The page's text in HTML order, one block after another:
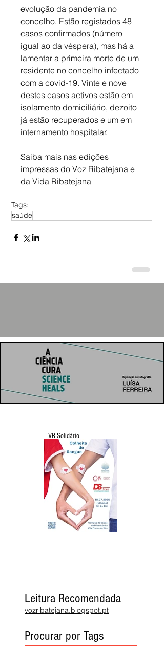
evolução da pandemia no
concelho. Estão registados 48
casos confirmados (número
igual ao da véspera), mas há a
lamentar a primeira morte de um
residente no concelho infectado
com a covid-19. Vinte e nove
destes casos activos estão em
isolamento domiciliário, dezoito
já estão recuperados e um em
internamento hospitalar.
Saiba mais nas edições
impressas do Voz Ribatejana e
da Vida Ribatejana
Tags:
saúde
VR Solidário
Leitura Recomendada
vozribatejana.blogspot.pt
Procurar por Tags